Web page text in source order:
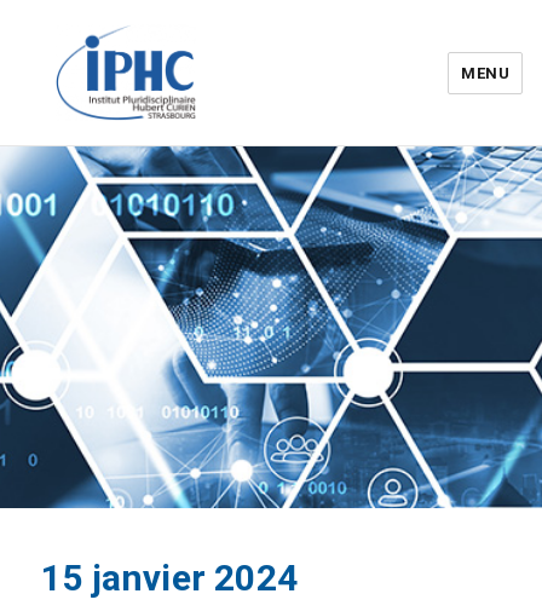
Institut pluridisciplinaire Hubert
Curien – IPHC
MENU
15 janvier 2024